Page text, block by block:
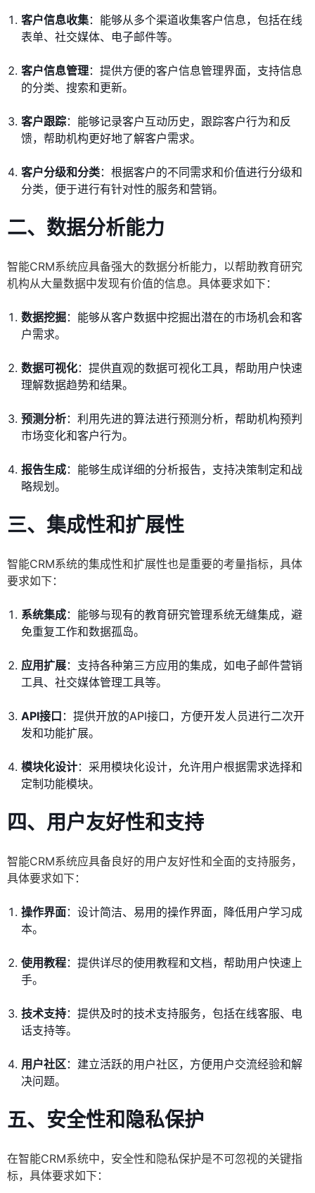
客户信息收集：能够从多个渠道收集客户信息，包括在线
表单、社交媒体、电子邮件等。
客户信息管理：提供方便的客户信息管理界面，支持信息
的分类、搜索和更新。
客户跟踪：能够记录客户互动历史，跟踪客户行为和反
馈，帮助机构更好地了解客户需求。
客户分级和分类：根据客户的不同需求和价值进行分级和
分类，便于进行有针对性的服务和营销。
二、数据分析能力
智能CRM系统应具备强大的数据分析能力，以帮助教育研究
机构从大量数据中发现有价值的信息。具体要求如下：
数据挖掘：能够从客户数据中挖掘出潜在的市场机会和客
户需求。
数据可视化：提供直观的数据可视化工具，帮助用户快速
理解数据趋势和结果。
预测分析：利用先进的算法进行预测分析，帮助机构预判
市场变化和客户行为。
报告生成：能够生成详细的分析报告，支持决策制定和战
略规划。
三、集成性和扩展性
智能CRM系统的集成性和扩展性也是重要的考量指标，具体
要求如下：
系统集成：能够与现有的教育研究管理系统无缝集成，避
免重复工作和数据孤岛。
应用扩展：支持各种第三方应用的集成，如电子邮件营销
工具、社交媒体管理工具等。
API接口 ：提供开放的API接口，方便开发人员进行二次开
发和功能扩展。
模块化设计：采用模块化设计，允许用户根据需求选择和
定制功能模块。
四、用户友好性和支持
智能CRM系统应具备良好的用户友好性和全面的支持服务，
具体要求如下：
操作界面：设计简洁、易用的操作界面，降低用户学习成
本。
使用教程：提供详尽的使用教程和文档，帮助用户快速上
手。
技术支持：提供及时的技术支持服务，包括在线客服、电
话支持等。
用户社区：建立活跃的用户社区，方便用户交流经验和解
决问题。
五、安全性和隐私保护
在智能CRM系统中，安全性和隐私保护是不可忽视的关键指
标，具体要求如下：